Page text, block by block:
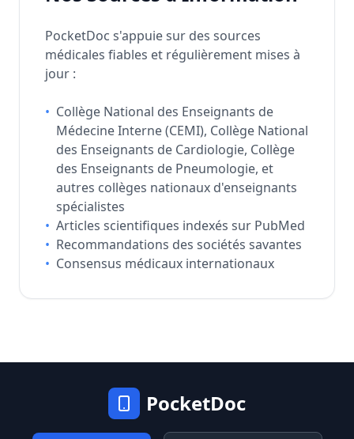
PocketDoc s'appuie sur des sources
médicales fiables et régulièrement mises à
jour :
• Collège National des Enseignants de
Médecine Interne (CEMI), Collège National
des Enseignants de Cardiologie, Collège
des Enseignants de Pneumologie, et
autres collèges nationaux d'enseignants
spécialistes
• Articles scientifiques indexés sur PubMed
• Recommandations des sociétés savantes
• Consensus médicaux internationaux
PocketDoc